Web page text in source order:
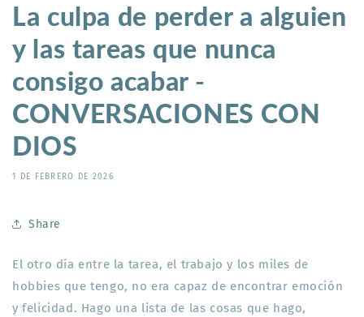
La culpa de perder a alguien
y las tareas que nunca
consigo acabar -
CONVERSACIONES CON
DIOS
1 DE FEBRERO DE 2026
Share
El otro día entre la tarea, el trabajo y los miles de
hobbies que tengo, no era capaz de encontrar emoción
y felicidad. Hago una lista de las cosas que hago,